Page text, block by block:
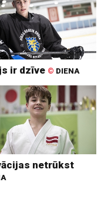
ir dzīve © DIENA
netrūkst